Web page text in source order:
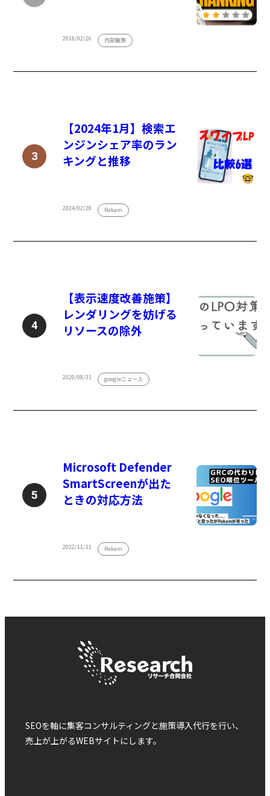
2018/02/26 内部施策
【2024年1月】検索エ
ンジンシェア率のラン
キングと推移
2024/02/28 Rekam
【表示速度改善施策】
レンダリングを妨げる
リソースの除外
2020/08/31 googleニュース
Microsoft Defender
SmartScreenが出た
ときの対応方法
2022/11/11 Rekam
SEOを軸に集客コンサルティングと施策導入代行を行い、
売上が上がるWEBサイトにします。